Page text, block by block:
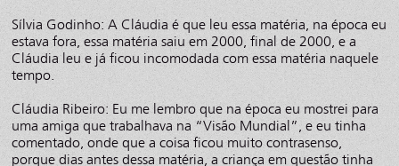
Sílvia Godinho: A Cláudia é que leu essa matéria, na época eu
estava fora, essa matéria saiu em 2000, final de 2000, e a
Cláudia leu e já ficou incomodada com essa matéria naquele
tempo.
Cláudia Ribeiro: Eu me lembro que na época eu mostrei para
uma amiga que trabalhava na “Visão Mundial”, e eu tinha
comentado, onde que a coisa ficou muito contrasenso,
porque dias antes dessa matéria, a criança em questão tinha